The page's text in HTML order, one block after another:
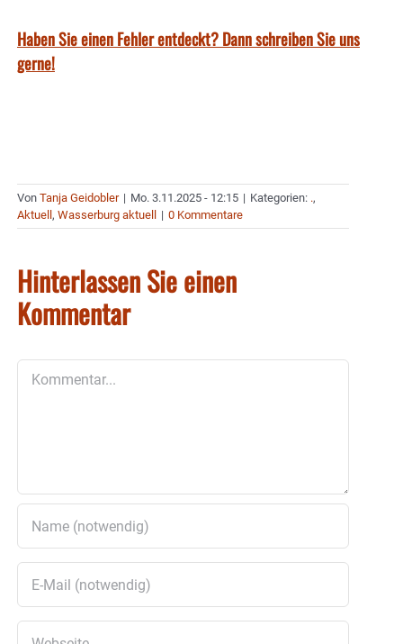
Haben Sie einen Fehler entdeckt? Dann schreiben Sie uns
gerne!
Von Tanja Geidobler | Mo. 3.11.2025 - 12:15 | Kategorien: .,
Aktuell , Wasserburg aktuell | 0 Kommentare
Hinterlassen Sie einen
Kommentar